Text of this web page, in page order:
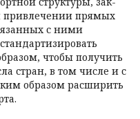
привлечении прямых
с ними
чтобы получить
стран, в том числе и с
образом расширить